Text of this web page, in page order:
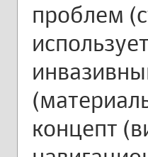
проблем
концепт